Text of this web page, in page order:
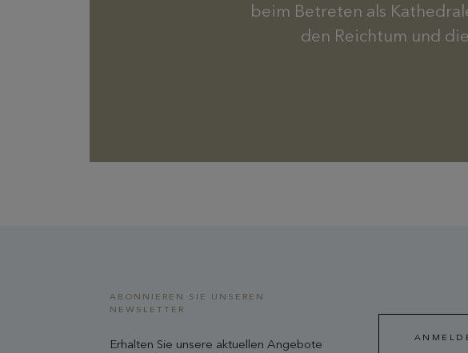
beim Betreten als
den Reichtum und
ABONNIEREN SIE UNSEREN
NEWSLETTER
Erhalten Sie unsere aktuellen Angebote